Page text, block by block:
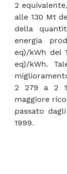
2
alle 130 Mt
della
energia
eq)/kWh del
eq)/kWh.
2 279 a 2
maggiore
passato
1999.